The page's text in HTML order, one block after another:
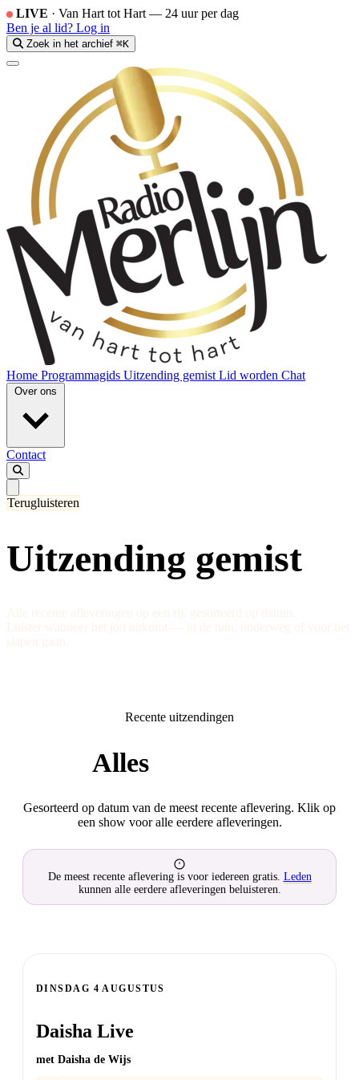
LIVE · Van Hart tot Hart — 24 uur per dag
Ben je al lid? Log in
Zoek in het archief ⌘K
Home Programmagids Uitzending gemist Lid worden Chat
Over ons
Contact
Terugluisteren
Uitzending gemist
Recente uitzendingen
Alles
Gesorteerd op datum van de meest recente aflevering. Klik op
een show voor alle eerdere afleveringen.
De meest recente aflevering is voor iedereen gratis. Leden
kunnen alle eerdere afleveringen beluisteren.
DINSDAG 4 AUGUSTUS
Daisha Live
met Daisha de Wijs